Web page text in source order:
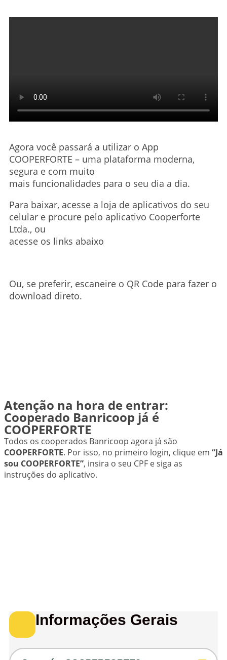
Agora você passará a utilizar o App
COOPERFORTE – uma plataforma moderna,
segura e com muito
mais funcionalidades para o seu dia a dia.
Para baixar, acesse a loja de aplicativos do seu
celular e procure pelo aplicativo Cooperforte
Ltda., ou
acesse os links abaixo
Ou, se preferir, escaneire o QR Code para fazer o
download direto.
Atenção na hora de entrar:
Cooperado Banricoop já é
COOPERFORTE
Todos os cooperados Banricoop agora já são
COOPERFORTE. Por isso, no primeiro login, clique em “Já
sou COOPERFORTE”, insira o seu CPF e siga as
instruções do aplicativo.
Informações Gerais